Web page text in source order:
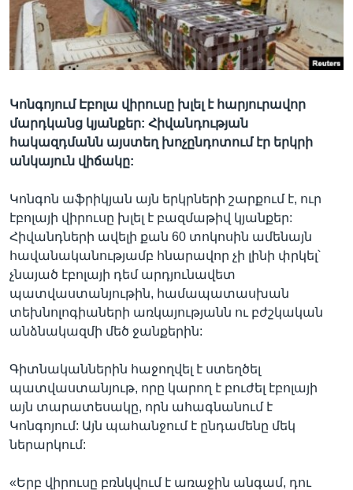
Լեզուներ
Կոնգոյում Էբոլա վիրուսը խլել է հարյուրավոր
մարդկանց կյանքեր: Հիվանդության
հակազդմանն այստեղ խոչընդոտում էր երկրի
անկայուն վիճակը:
Կոնգոն աֆրիկյան այն երկրների շարքում է, ուր
էբոլայի վիրուսը խլել է բազմաթիվ կյանքեր:
Հիվանդների ավելի քան 60 տոկոսին ամենայն
հավանականությամբ հնարավոր չի լինի փրկել՝
չնայած էբոլայի դեմ արդյունավետ
պատվաստանյութին, համապատասխան
տեխնոլոգիաների առկայությանն ու բժշկական
անձնակազմի մեծ ջանքերին:
Գիտնականներին հաջողվել է ստեղծել
պատվաստանյութ, որը կարող է բուժել էբոլայի
այն տարատեսակը, որն ահագնանում է
Կոնգոյում: Այն պահանջում է ընդամենը մեկ
ներարկում:
«Երբ վիրուսը բռնկվում է առաջին անգամ, դու